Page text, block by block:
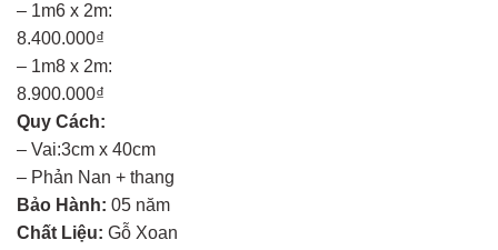
– 1m6 x 2m:
8.400.000₫
– 1m8 x 2m:
8.900.000₫
Quy Cách:
– Vai:3cm x 40cm
– Phản Nan + thang
Bảo Hành: 05 năm
Chất Liệu: Gỗ Xoan